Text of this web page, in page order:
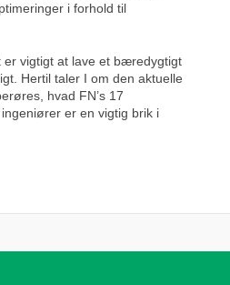
i forhold til
er vigtigt at lave et bæredygtigt
Hertil taler I om den aktuelle
hvad FN’s 17
er en vigtig brik i